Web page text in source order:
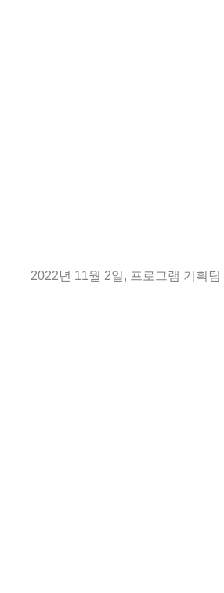
2022년 11월 2일, 프로그램 기획